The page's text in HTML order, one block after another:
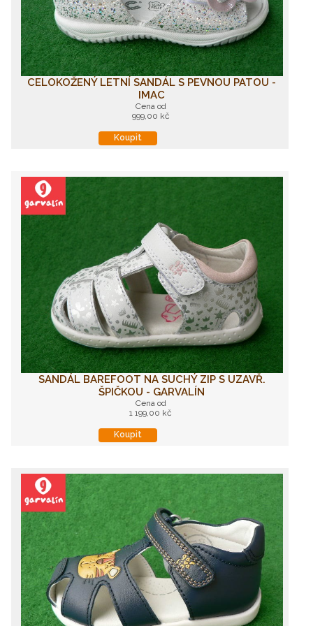
CELOKOŽENÝ LETNÍ SANDÁL S PEVNOU PATOU -
IMAC
Cena od
999,00 kč
Koupit
SANDÁL BAREFOOT NA SUCHÝ ZIP S UZAVŘ.
ŠPIČKOU - GARVALÍN
Cena od
1 199,00 kč
Koupit